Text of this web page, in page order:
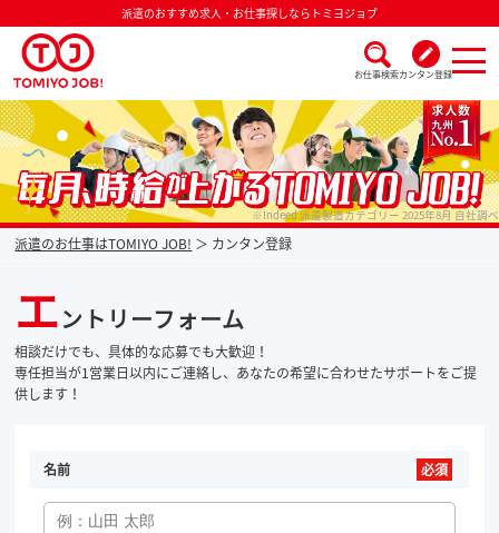
派遣のおすすめ求人・お仕事探しならトミヨジョブ
お仕事検索カンタン登録
派遣なら毎月時給が上がるトミヨジョブ ※Indeed 派遣製造カテゴリー 2025年8月 自社調べ
派遣のお仕事はTOMIYO JOB! カンタン登録
エントリーフォーム
相談だけでも、具体的な応募でも大歓迎！
専任担当が1営業日以内にご連絡し、あなたの希望に合わせたサポートをご提
供します！
名前